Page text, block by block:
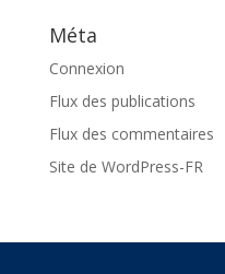
Méta
Connexion
Flux des publications
Flux des commentaires
Site de WordPress-FR